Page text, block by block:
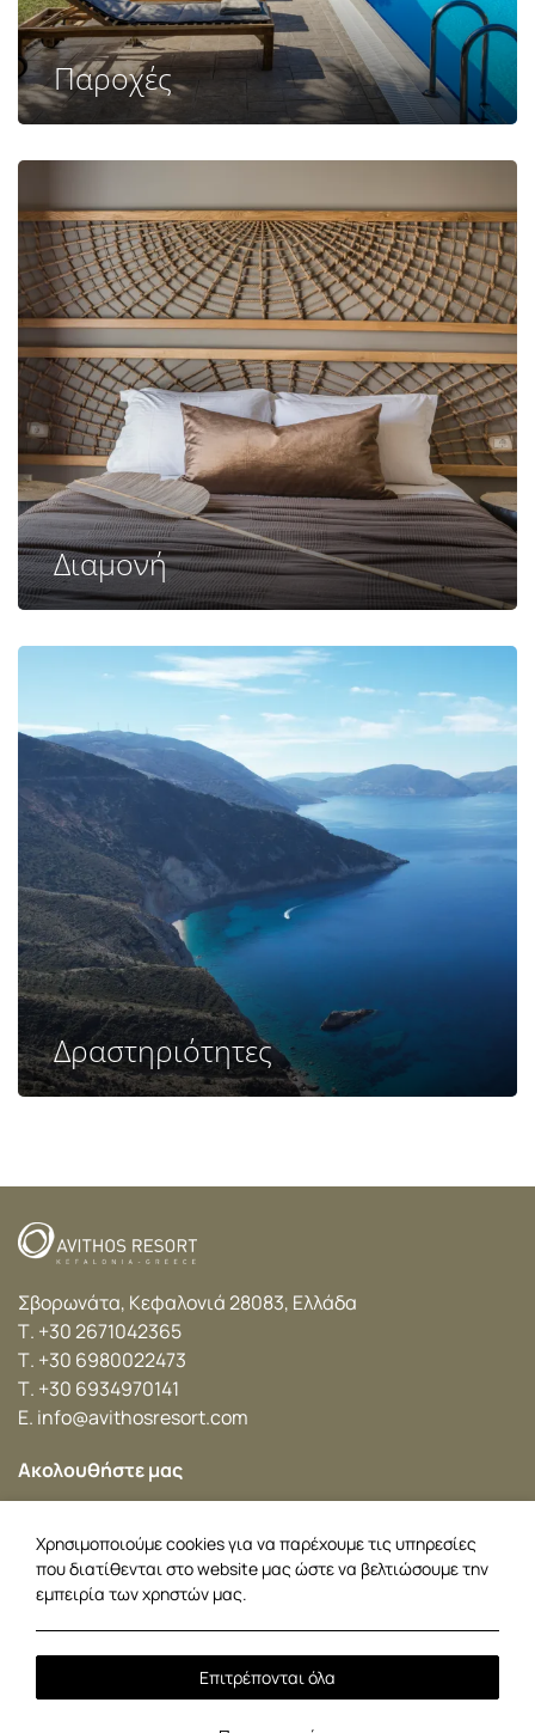
Παροχές
Διαμονή
Δραστηριότητες
Σβορωνάτα, Κεφαλονιά 28083, Ελλάδα
Τ. +30 2671042365
Τ. +30 6980022473
Τ. +30 6934970141
Ε. info@avithosresort.com
Ακολουθήστε μας
Τοπική ώρα: 16:49
Braunis Horio Car Rental
Πολιτική Cookies
Πολιτική Απορρήτου
Χρησιμοποιούμε cookies για να παρέχουμε τις υπηρεσίες
που διατίθενται στο website μας ώστε να βελτιώσουμε την
εμπειρία των χρηστών μας.
Επιτρέπονται όλα